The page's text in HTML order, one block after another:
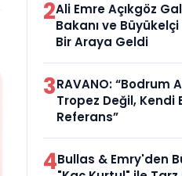
2Ali Emre Açıkgöz
Bakanı ve
Bir Araya Geldi
3RAVANO: “Bodrum
Tropez Değil, Kendi
Referans”
4Bullas & Emry'den